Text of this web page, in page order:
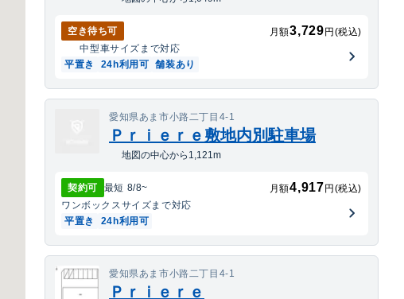
空き待ち可 月額3,729 円(税込)
中型車サイズまで対応
平置き
24h利用可 舗装あり
愛知県あま市小路二丁目4-1
Ｐｒｉｅｒｅ敷地内別駐車場
地図の中心から1,121m
契約可 最短 8/8~ 月額4,917 円(税込)
ワンボックスサイズまで対応
平置き
24h利用可
愛知県あま市小路二丁目4-1
Ｐｒｉｅｒｅ